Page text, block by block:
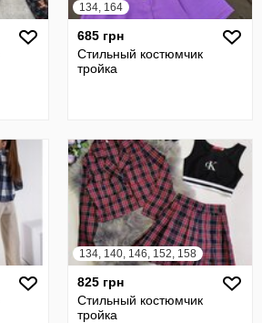
134, 164
685 грн
Стильный костюмчик
тройка
134, 140, 146, 152, 158
825 грн
Стильный костюмчик
тройка